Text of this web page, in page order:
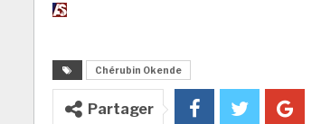
Chérubin Okende
Partager